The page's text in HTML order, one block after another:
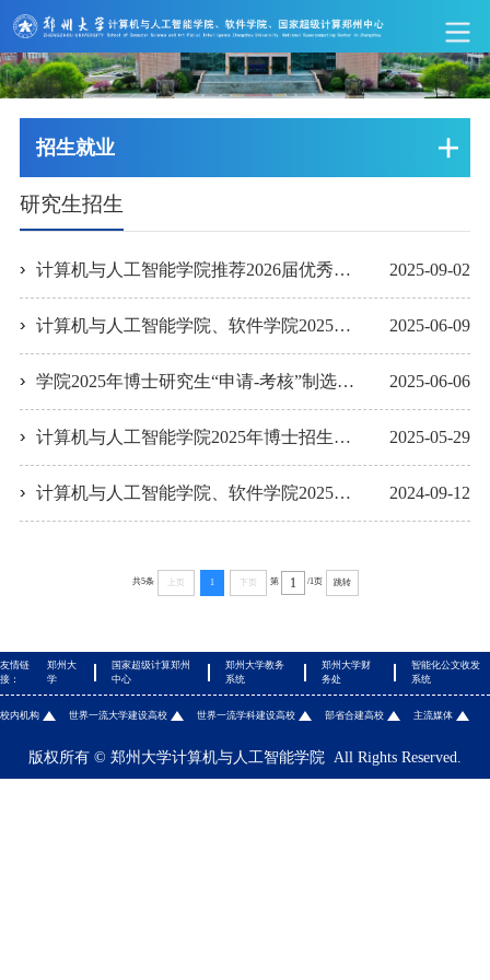
招生就业
研究生招生
计算机与人工智能学院推荐2026届优秀应届本科毕业生免试攻读硕士学位研究生实施细... 2025-09-02
计算机与人工智能学院、软件学院2025年博士研究生复试安排（第二批） 2025-06-09
学院2025年博士研究生“申请-考核”制选拔 初审材料通过名单公示（第二批） 2025-06-06
计算机与人工智能学院2025年博士招生综合成绩公示（第一批） 2025-05-29
计算机与人工智能学院、软件学院2025年推荐免试研究生（含直博生）预报名通知 2024-09-12
共5条 上页 1 下页 第 /1页 跳转
友情链
接：
郑州大
学
国家超级计算郑州
中心
郑州大学教务
系统
郑州大学财
务处
智能化公文收发
系统
校内机构 世界一流大学建设高校 世界一流学科建设高校 部省合建高校 主流媒体
版权所有 © 郑州大学计算机与人工智能学院 All Rights Reserved.